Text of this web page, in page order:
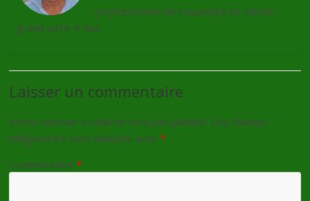
professionnel de raquettes de tennis,
grand-père 4 fois.
Laisser un commentaire
Votre adresse e-mail ne sera pas publiée. Les champs
obligatoires sont indiqués avec*
Commentaire*